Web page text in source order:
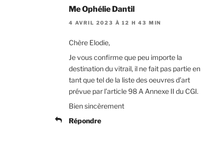
Me Ophélie Dantil
4 AVRIL 2023 À 12 H 43 MIN
Chère Elodie,
Je vous confirme que peu importe la
destination du vitrail, il ne fait pas partie en
tant que tel de la liste des oeuvres d’art
prévue par l’article 98 A Annexe II du CGI.
Bien sincèrement
Répondre